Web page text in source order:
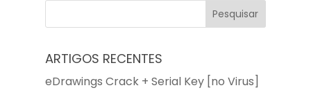
ARTIGOS RECENTES
eDrawings Crack + Serial Key [no Virus]